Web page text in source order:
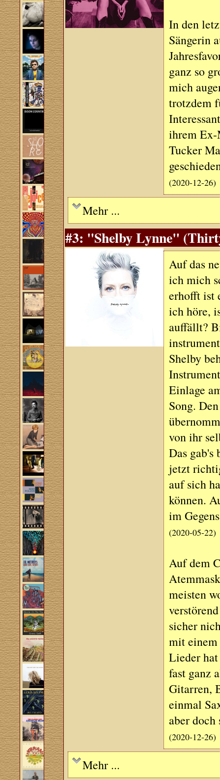
In den
Sängerin
ganz so
mich
trotzdem
ihrem Ex-
Tucker
(2020-12-26)
Mehr ...
#3: "Shelby Lynne"
Auf das
ich mich
erhofft ist
ich höre,
auffällt?
Shelby
Einlage
Song.
von ihr
Das gab's
jetzt
auf sich
können.
im
(2020-05-22)
Auf dem
meisten
sicher
mit einem
Lieder
fast ganz
Gitarren,
einmal
aber
(2020-12-26)
Mehr ...